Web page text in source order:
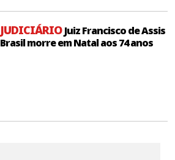
JUDICIÁRIOJuiz Francisco de Assis
Brasil morre em Natal aos 74 anos